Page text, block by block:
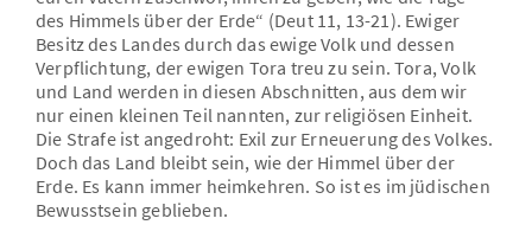
des Himmels über der Erde“ (Deut 11, 13-21). Ewiger
Besitz des Landes durch das ewige Volk und dessen
Verpflichtung, der ewigen Tora treu zu sein. Tora, Volk
und Land werden in diesen Abschnitten, aus dem wir
nur einen kleinen Teil nannten, zur religiösen Einheit.
Die Strafe ist angedroht: Exil zur Erneuerung des Volkes.
Doch das Land bleibt sein, wie der Himmel über der
Erde. Es kann immer heimkehren. So ist es im jüdischen
Bewusstsein geblieben.